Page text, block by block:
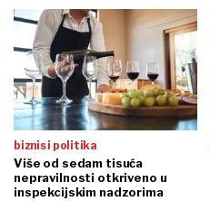
biznis i politika
Više od sedam tisuća
nepravilnosti otkriveno u
inspekcijskim nadzorima